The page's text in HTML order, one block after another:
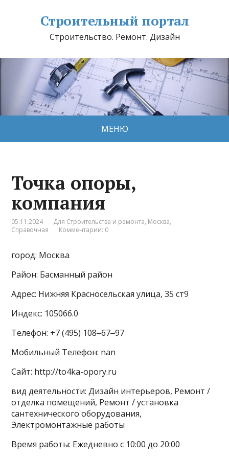
Строительный портал
Строительство. Ремонт. Дизайн
МЕНЮ
Точка опоры,
компания
05.11.2024 Для Строительства и ремонта, Москва,
Справочная
Комментарии: 0
город: Москва
Район: Басманный район
Адрес: Нижняя Красносельская улица, 35 ст9
Индекс: 105066.0
Телефон: +7 (495) 108‒67‒97
Мобильный Телефон: nan
Сайт: http://to4ka-opory.ru
вид деятельности: Дизайн интерьеров, Ремонт /
отделка помещений, Ремонт / установка
сантехнического оборудования,
Электромонтажные работы
Время работы: Ежедневно с 10:00 до 20:00